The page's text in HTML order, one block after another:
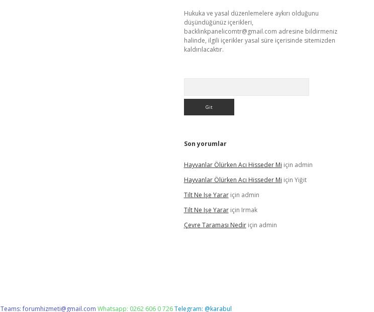
Hukuka ve yasal düzenlemelere aykırı olduğunu
düşündüğünüz içerikleri,
backlinkpanelicomtr@gmail.com adresine bildirmeniz
halinde, ilgili içerikler yasal süre içerisinde sitemizden
kaldırılacaktır.
Son yorumlar
Hayvanlar Ölürken Acı Hisseder Mi için admin
Hayvanlar Ölürken Acı Hisseder Mi için Yiğit
Tilt Ne Işe Yarariçin admin
Tilt Ne Işe Yarariçin Irmak
Çevre Taraması Nediriçin admin
Teams:forumhizmeti@gmail.com Whatsapp: 0262 606 0 726Telegram: @karabul